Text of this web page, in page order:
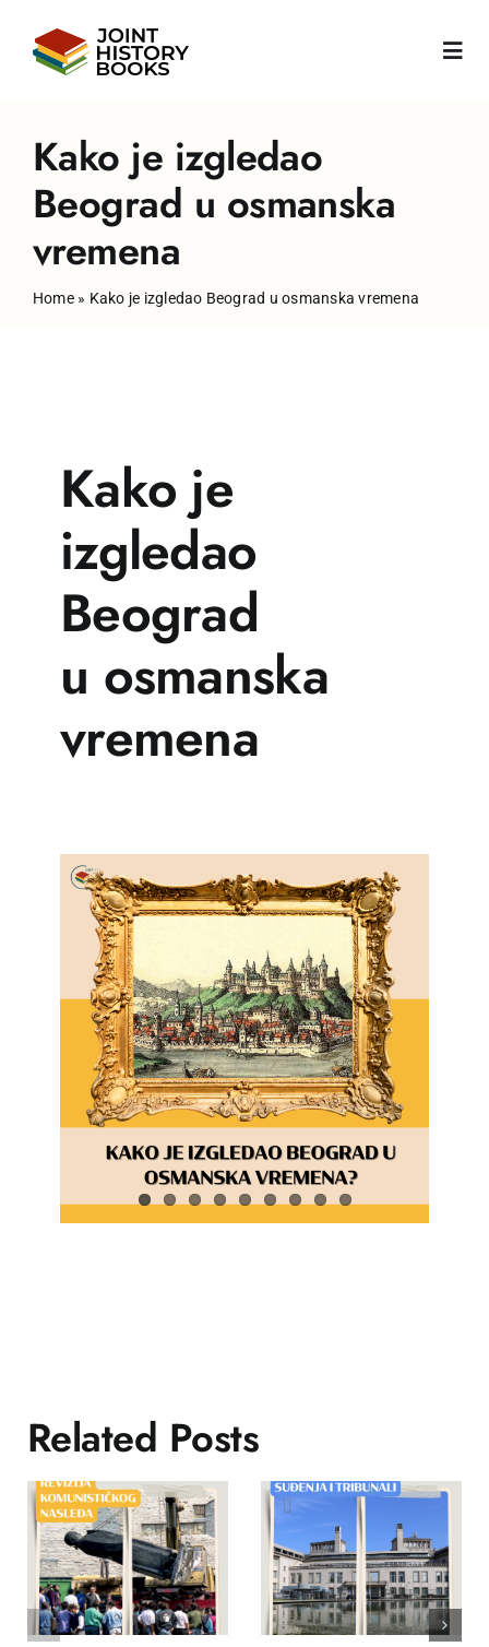
content
Početna
O nama
Učenje
Postani prijatelj
Kako je izgledao
Beograd u osmanska
vremena
Home» Kako je izgledao Beograd u osmanska vremena
Kako je
izgledao
Beograd
u osmanska
vremena
Related Posts